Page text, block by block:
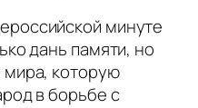
минуте
дань памяти, но
которую
в борьбе с